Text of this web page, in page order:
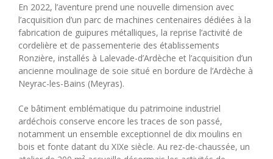
En 2022, l’aventure prend une nouvelle dimension avec
l’acquisition d’un parc de machines centenaires dédiées à la
fabrication de guipures métalliques, la reprise l’activité de
cordelière et de passementerie des établissements
Ronzière, installés à Lalevade-d’Ardèche et l’acquisition d’un
ancienne moulinage de soie situé en bordure de l’Ardèche à
Neyrac-les-Bains (Meyras).
Ce bâtiment emblématique du patrimoine industriel
ardéchois conserve encore les traces de son passé,
notamment un ensemble exceptionnel de dix moulins en
bois et fonte datant du XIXe siècle. Au rez-de-chaussée, un